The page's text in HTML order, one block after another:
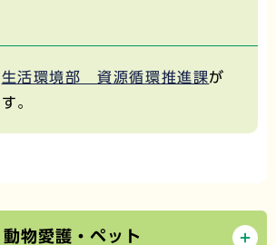
生活環境部 資源循環推進課が
。
動物愛護・ペット